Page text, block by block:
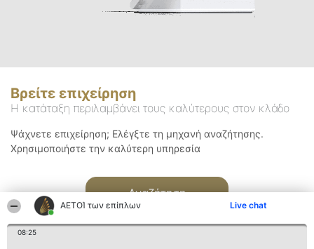
ΑΕΤΟΊ των επίπλων Live chat
08:25
Βρείτε επιχείρηση
Η κατάταξη περιλαμβάνει τους καλύτερους στον κλάδο
Ψάχνετε επιχείρηση; Ελέγξτε τη μηχανή αναζήτησης.
Χρησιμοποιήστε την καλύτερη υπηρεσία
Αναζήτηση